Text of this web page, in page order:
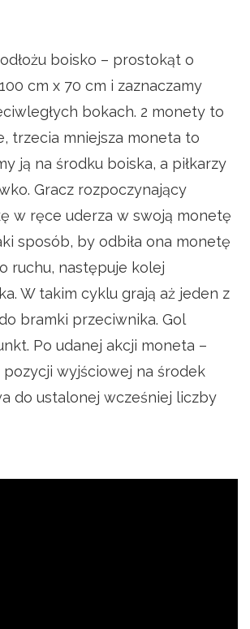
boisko – prostokąt o
cm x 70 cm i zaznaczamy
bokach. 2 monety to
trzecia mniejsza moneta to
ją na środku boiska, a piłkarzy
Gracz rozpoczynający
w ręce uderza w swoją monetę
sposób, by odbiła ona monetę
ruchu, następuje kolej
W takim cyklu grają aż jeden z
bramki przeciwnika. Gol
Po udanej akcji moneta –
pozycji wyjściowej na środek
do ustalonej wcześniej liczby